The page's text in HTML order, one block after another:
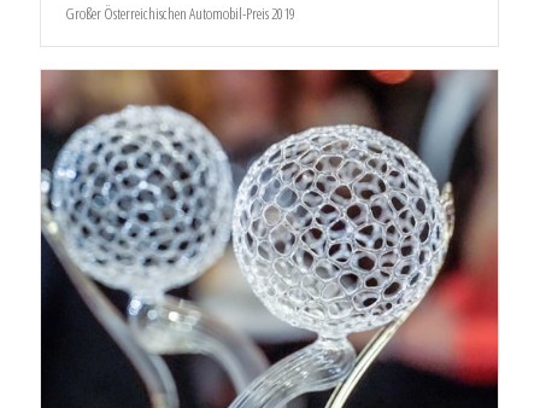
Großer Österreichischen Automobil-Preis 2019